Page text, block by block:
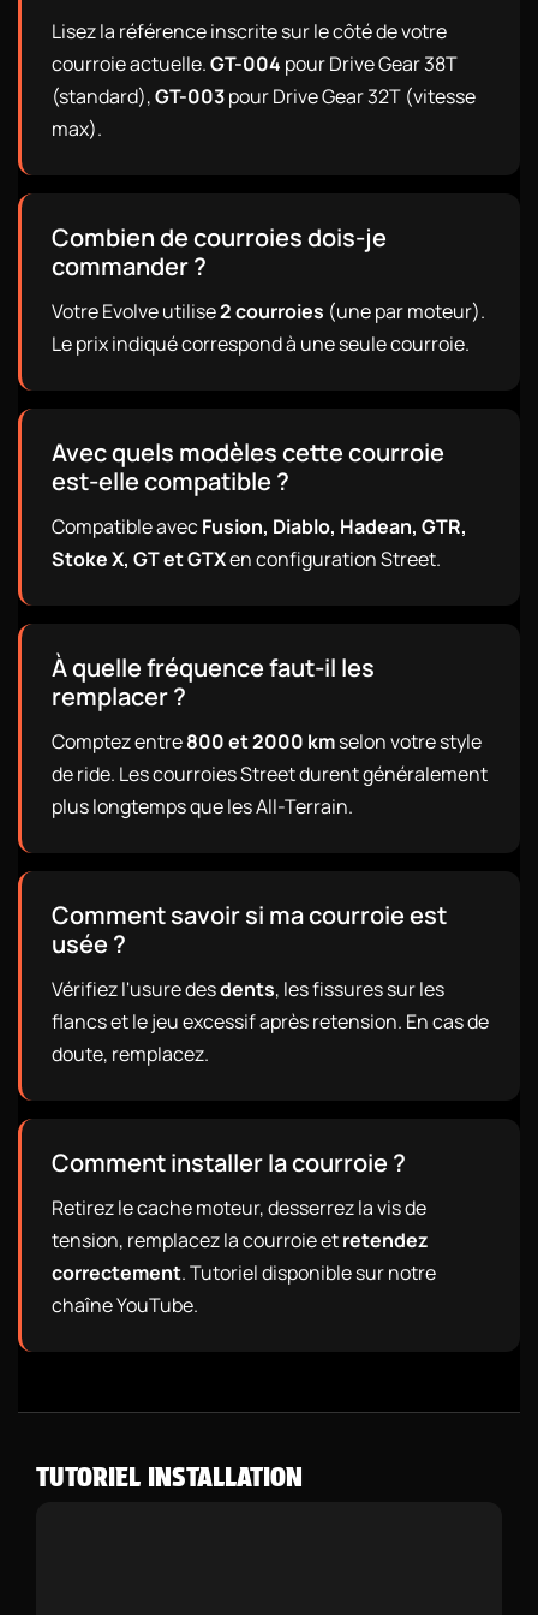
Lisez la référence inscrite sur le côté de votre
courroie actuelle.GT-004 pour Drive Gear 38T
(standard),GT-003pour Drive Gear 32T (vitesse
max).
Combien de courroies dois-je
commander ?
Votre Evolve utilise2 courroies (une par moteur).
Le prix indiqué correspond à une seule courroie.
Avec quels modèles cette courroie
est-elle compatible ?
Compatible avecFusion, Diablo, Hadean, GTR,
Stoke X, GT et GTXen configuration Street.
À quelle fréquence faut-il les
remplacer ?
Comptez entre800 et 2000 kmselon votre style
de ride. Les courroies Street durent généralement
plus longtemps que les All-Terrain.
Comment savoir si ma courroie est
usée ?
Vérifiez l'usure desdents, les fissures sur les
flancs et le jeu excessif après retension. En cas de
doute, remplacez.
Comment installer la courroie ?
Retirez le cache moteur, desserrez la vis de
tension, remplacez la courroie etretendez
correctement. Tutoriel disponible sur notre
chaîne YouTube.
TUTORIEL INSTALLATION